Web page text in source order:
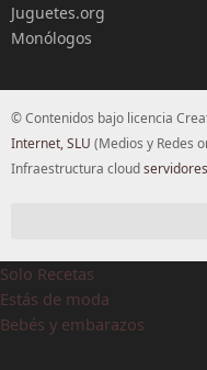
Juguetes.org
Monólogos
© Contenidos bajo licencia
Internet, SLU (Medios y Redes
Infraestructura cloud
Solo Recetas
Estás de moda
Bebés y embarazos